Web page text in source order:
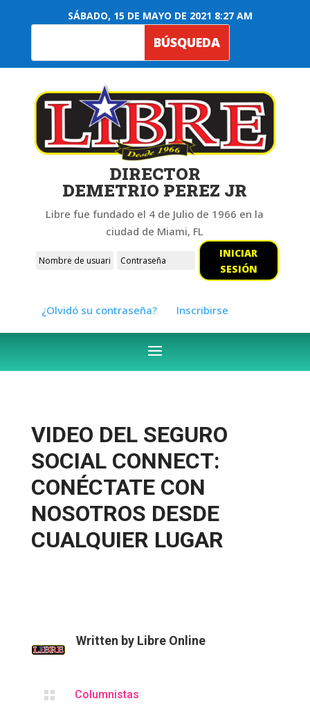
SÁBADO, 15 DE MAYO DE 2021 8:27 AM
DIRECTOR
DEMETRIO PEREZ JR
Libre fue fundado el 4 de Julio de 1966 en la
ciudad de Miami, FL
INICIAR
SESIÓN
¿Olvidó su contraseña? Inscribirse
VIDEO DEL SEGURO
SOCIAL CONNECT:
CONÉCTATE CON
NOSOTROS DESDE
CUALQUIER LUGAR
Written by Libre Online
 Columnistas